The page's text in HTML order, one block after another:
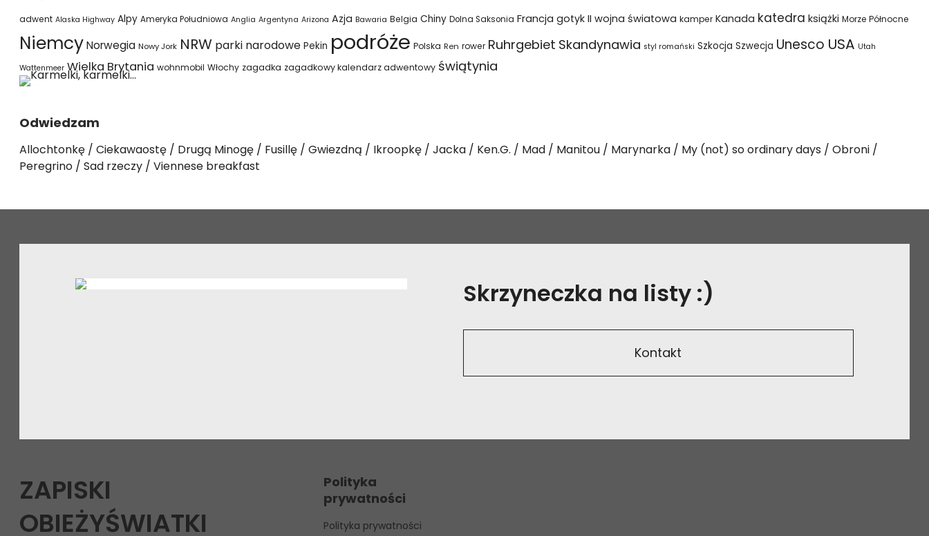
adwent Alaska Highway Alpy Ameryka Południowa Anglia Argentyna Arizona Azja Bawaria Belgia Chiny Dolna Saksonia Francja gotyk II wojna światowa kamper Kanada katedra książki Morze Północne
NiemcyNorwegia Nowy Jork NRW parki narodowe Pekin podróże Polska Ren rower Ruhrgebiet Skandynawia styl romański Szkocja Szwecja Unesco USA Utah
Wattenmeer Wielka Brytania wohnmobil Włochy zagadka zagadkowy kalendarz adwentowy świątynia
Odwiedzam
Allochtonkę Ciekawaostę Drugą Minogę Fusillę Gwiezdną Ikroopkę Jacka Ken.G. Mad Manitou Marynarka My (not) so ordinary days
Obroni
Peregrino
Sad rzeczy Viennese breakfast
Skrzyneczka na listy :)
Kontakt
ZAPISKI
OBIEŻYŚWIATKI
Polityka
prywatności
Polityka prywatności